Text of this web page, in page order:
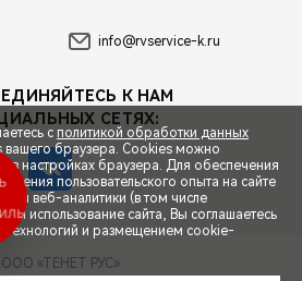
info@rvservice-k.ru
К НАМ
СЕТЯХ:
«ТЕНЕТ РУС»
с политикой обработки данных
вашего браузера. Cookies можно
в настройках браузера. Для обеспечения
пользовательского опыта на сайте
веб-аналитики (в том числе
использование сайта, Вы соглашаетесь
технологий и размещением cookie-